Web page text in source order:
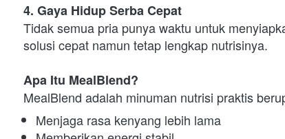
4. Gaya Hidup Serba Cepat
Tidak semua pria punya waktu untuk
solusi cepat namun tetap lengkap nutrisinya.
Apa Itu MealBlend?
MealBlend adalah minuman nutrisi praktis
Menjaga rasa kenyang lebih lama